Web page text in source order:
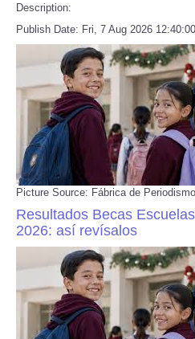
Description:
Publish Date: Fri, 7 Aug 2026
Picture Source: Fábrica de Periodismo
Resultados Becas
2026: así revísalos